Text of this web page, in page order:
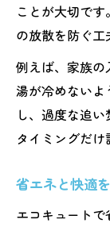
ことが大切で
の放散を防ぐ工
例えば、家族
湯が冷めない
し、過度な追
タイミングだけ
省エネと快適
エコキュート